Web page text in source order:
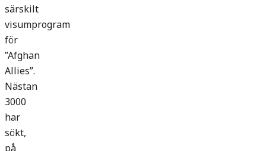
särskilt
visumprogram
för
”Afghan
Allies”.
Nästan
3000
har
sökt,